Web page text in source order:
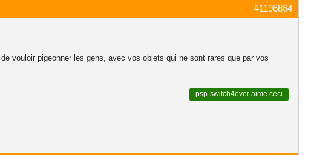
#1196864
vouloir pigeonner les gens, avec vos objets qui ne sont rares que par vos
psp-switch4ever aime ceci